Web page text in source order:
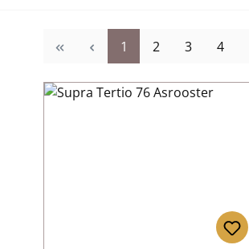
Pagina
1 Pagina
2 Pagina
3 4